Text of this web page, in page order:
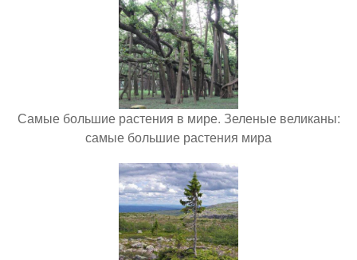
Самые большие растения в мире. Зеленые великаны:
самые большие растения мира